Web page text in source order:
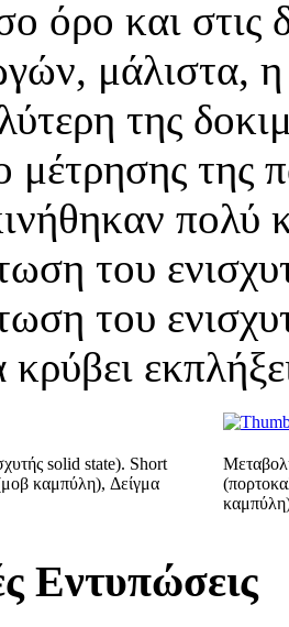
όρο και στις
μάλιστα, η
της
μέτρησης
του
του
κρύβει
solid state). Short
καμπύλη), Δείγμα
Εντυπώσεις